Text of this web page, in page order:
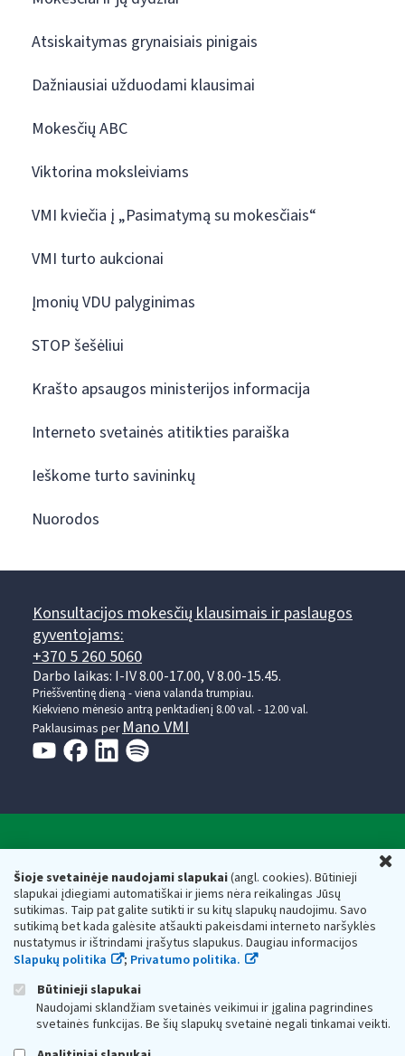
Šioje svetainėje naudojami slapukai(angl. cookies). Būtinieji
slapukai įdiegiami automatiškai ir jiems nėra reikalingas Jūsų
sutikimas. Taip pat galite sutikti ir su kitų slapukų naudojimu. Savo
sutikimą bet kada galėsite atšaukti pakeisdami interneto naršyklės
nustatymus ir ištrindami įrašytus slapukus. Daugiau informacijos
Slapukų politika
; Privatumo politika.
Būtinieji slapukai
Naudojami sklandžiam svetainės veikimui ir įgalina pagrindines
svetainės funkcijas. Be šių slapukų svetainė negali tinkamai veikti.
Atsiskaitymas grynaisiais pinigais
Dažniausiai užduodami klausimai
Mokesčių ABC
Viktorina moksleiviams
VMI kviečia į „Pasimatymą su mokesčiais“
VMI turto aukcionai
Įmonių VDU palyginimas
STOP šešėliui
Krašto apsaugos ministerijos informacija
Interneto svetainės atitikties paraiška
Ieškome turto savininkų
Nuorodos
Konsultacijos mokesčių klausimais ir paslaugos
gyventojams:
+370 5 260 5060
Darbo laikas: I-IV 8.00-17.00, V 8.00-15.45.
Prieššventinę dieną - viena valanda trumpiau.
Kiekvieno mėnesio antrą penktadienį 8.00 val. - 12.00 val.
Paklausimas per Mano VMI
Respublikos finansų ministerijos
Biudžetinė įstaiga. Juridinio asmens kodas — 188659752,
adresas: Vasario 16-osios g. 14, 01107 Vilnius, Lietuva, el.paštas:
vmi@vmi.lt, E. pristatymo dėžutės adresas 188659752
Duomenys apie Valstybinę mokesčių inspekciją prie Lietuvos
Respublikos finansų ministerijos kaupiami ir saugomi Juridinių